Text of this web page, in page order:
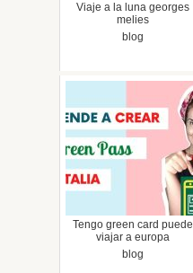
Viaje a la luna georges
melies
blog
Tengo green card puede
viajar a europa
blog